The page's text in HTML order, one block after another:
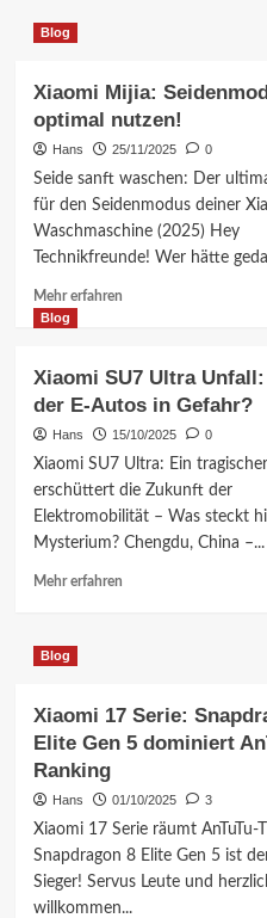
Audio
Glasses:
wieder
ohne!
Blog
Xiaomi Mijia:
optimal nutzen!
Hans 25/11/2025 0
Seide sanft waschen: Der
für den Seidenmodus deiner
Waschmaschine (2025) Hey
Technikfreunde! Wer hätte
Mehr erfahrenMehr
Mijia:
Seidenmodus
optimal
Blog
Xiaomi SU7 Ultra
der E-Autos in Gefahr?
Hans 15/10/2025 0
Xiaomi SU7 Ultra: Ein tragischer
erschüttert die Zukunft der
Elektromobilität – Was steckt
Mysterium? Chengdu, China –...
Mehr erfahrenMehr
Unfall:
Zukunft
Autos
in
Gefahr?
Blog
Xiaomi 17 Serie:
Elite Gen 5 dominiert
Ranking
Hans 01/10/2025 3
Xiaomi 17 Serie räumt AnTuTu-
Snapdragon 8 Elite Gen 5 ist
Sieger! Servus Leute und
willkommen...